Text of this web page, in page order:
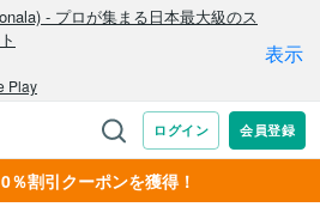
％割引クーポンを獲得！